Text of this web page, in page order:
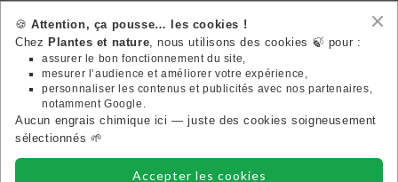
VOTRE COMPTE 
🍪Attention, ça pousse… les cookies !
Chez Plantes et nature, nous utilisons des cookies 🍃 pour :
assurer le bon fonctionnement du site,
mesurer l’audience et améliorer votre expérience,
personnaliser les contenus et publicités avec nos partenaires,
notamment Google.
Aucun engrais chimique ici — juste des cookies soigneusement
sélectionnés 🌱
Accepter les cookies